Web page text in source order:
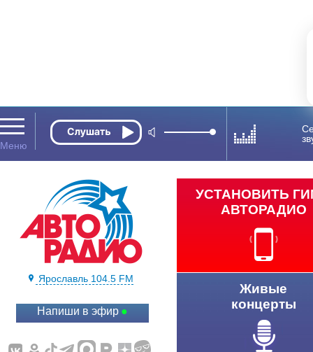
Ярославль 104.5 FM
Напиши в эфир
УСТАНОВИТЬ
АВТОРАДИО
Живые
концерты